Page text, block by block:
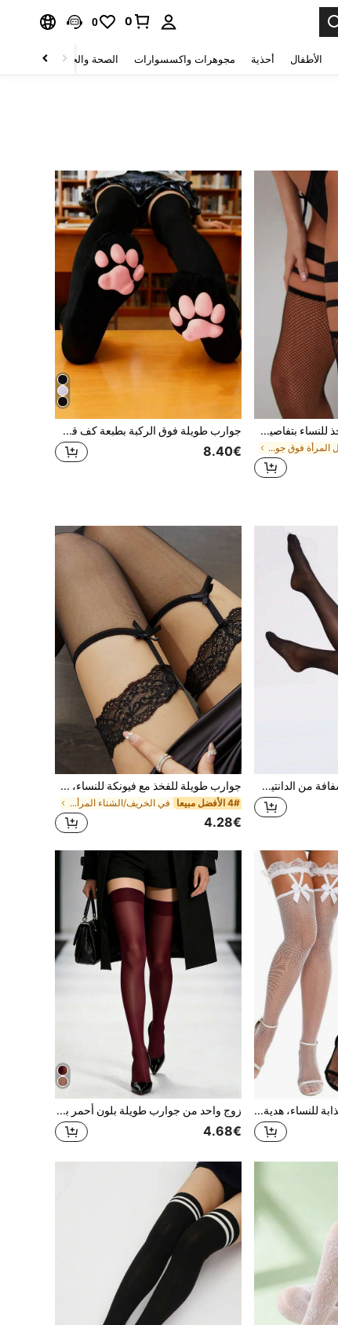
0
0
الأطفال أحذية مجوهرات واكسسوارات الصحة والجمال
جوارب طويلة حتى الفخذ للنساء بتفاصيل معدنية مفرغة، جوارب شفافة جذابة فوق الركبة، مقاس عادي، مريحة
في أرجيل المرأة فوق جوارب الركبة
جوارب طويلة فوق الركبة بطبعة كف قطة ثلاثية الأبعاد، جوارب ناعمة بأصابع قطة، مناسبة للبنات والنساء في ملابس الكوسبلاي
8.40€
زوج واحد من جوارب شفافة من الدانتيل تصل إلى الفخذ مع سيليكون ونايلون، جوارب طويلة مناسبة للنساء جوارب طويلة للفخذ مع فيونكة للنساء، مزينة بالدانتيل والربط، جذابة وغير انزلاقية، مناسبة للنساء أقل من 132 رطل، جوارب مريحة
4# الأفضل مبيعا في الخريف/الشتاء المرأة فوق جوارب الركبة
4.28€
جوارب طويلة شبكية جذابة للنساء، هدية عيد الميلاد زوج واحد من جوارب طويلة بلون أحمر بطول الركبة. جوارب شفافة وقابلة للتنفس للربيع/الصيف/الخريف. أنيقة وجذابة. للاستخدام اليومي وحفلات العمل والتجمعات.
4.68€